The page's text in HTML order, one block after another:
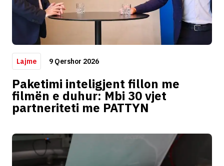
Lajme 9 Qershor 2026
Paketimi inteligjent fillon me
filmën e duhur: Mbi 30 vjet
partneriteti me PATTYN